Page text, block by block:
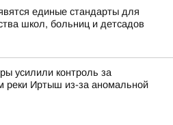
единые стандарты для
школ, больниц и детсадов
усилили контроль за
реки Иртыш из-за аномальной